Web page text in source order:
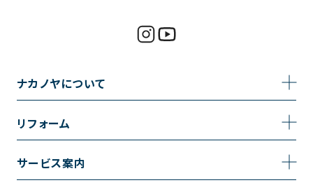
ナカノヤについて
事業内容
採用情報
リフォーム
トイレのリフォーム
サービス案内